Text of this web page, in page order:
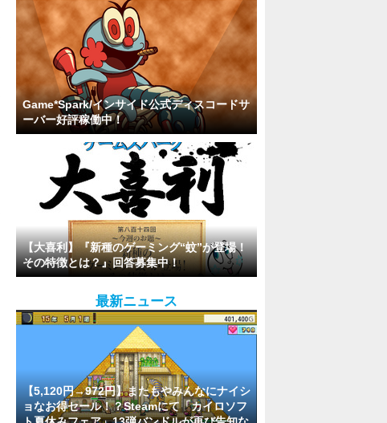
Game*Spark/インサイド公式ディスコードサ
ーバー好評稼働中！
【大喜利】『新種のゲーミング“蚊”が登場！
その特徴とは？』回答募集中！
最新ニュース
【5,120円→972円】またもやみんなにナイシ
ョなお得セール！？Steamにて「カイロソフ